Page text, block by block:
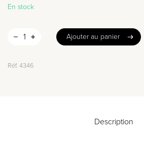
En stock
Ajouter au panier
Ajouter au panier
Réf. 4346
Description